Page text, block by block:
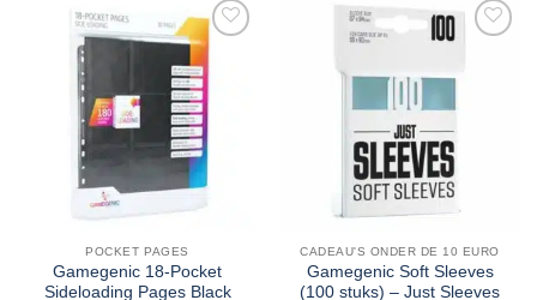
POCKET PAGES
Gamegenic 18-Pocket
Sideloading Pages Black
CADEAU'S ONDER DE 10 EURO
Gamegenic Soft Sleeves
(100 stuks) – Just Sleeves